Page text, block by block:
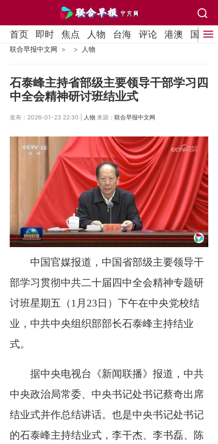
首页 即时 焦点 人物 台海 评论 港澳 国际
联合早报中文网 人物
石泰峰主持省部级主要领导干部学习四
中全会精神研讨班结业式
发布：2026-01-23 22:30 | 人物 来源： 联合早报中文网
中国官媒报道，中国省部级主要领导干
部学习贯彻中共二十届四中全会精神专题研
讨班星期五（1月23日）下午在中央党校结
业，中共中央组织部部长石泰峰主持结业
式。
据中央电视台《新闻联播》报道，中共
中央政治局常委、中央书记处书记蔡奇出席
结业式并作总结讲话。也是中央书记处书记
的石泰峰主持结业式，李干杰、李书磊、陈